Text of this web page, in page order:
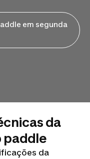
em segunda
da
paddle
da